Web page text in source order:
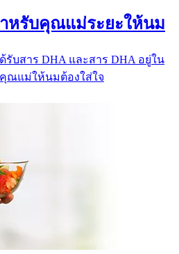
หรับคุณแม่ระยะให้นม
บสาร DHA และสาร DHA อยู่ใน
ณแม่ให้นมต้องใส่ใจ